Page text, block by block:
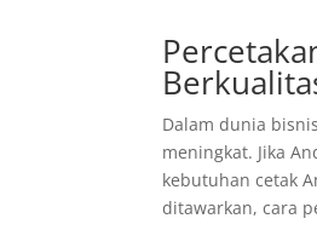
Dalam dunia
meningkat. Jika
kebutuhan cetak
ditawarkan, cara